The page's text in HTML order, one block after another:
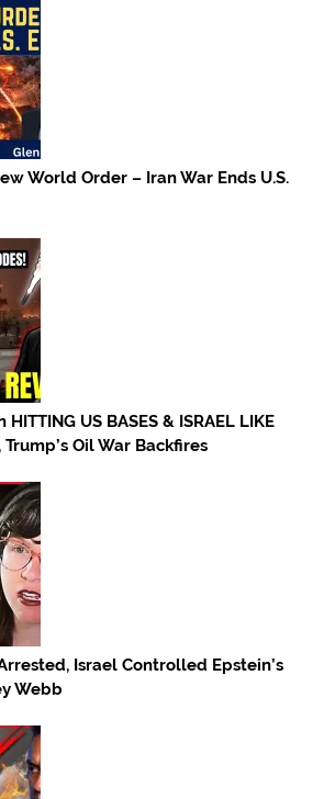
World Order – Iran War Ends U.S.
US BASES & ISRAEL LIKE
Trump’s Oil War Backfires
Israel Controlled Epstein’s
Webb